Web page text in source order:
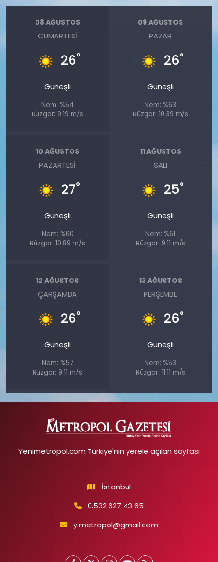
08 AĞUSTOS
CUMARTESI
26°
Güneşli
Nem: %54
Rüzgar: 9.19 m/s
09 AĞUSTOS
PAZAR
26°
Güneşli
Nem: %63
Rüzgar: 10.39 m/s
10 AĞUSTOS
PAZARTESI
27°
Güneşli
Nem: %60
Rüzgar: 10.89 m/s
11 AĞUSTOS
SALI
25°
Güneşli
Nem: %61
Rüzgar: 9.11 m/s
12 AĞUSTOS
ÇARŞAMBA
26°
Güneşli
Nem: %57
Rüzgar: 9.11 m/s
13 AĞUSTOS
PERŞEMBE
26°
Güneşli
Nem: %53
Rüzgar: 11.11 m/s
Yenimetropol.com Türkiye'nin yerele açılan sayfası
İstanbul
0.532 627 43 65
y.metropol@gmail.com